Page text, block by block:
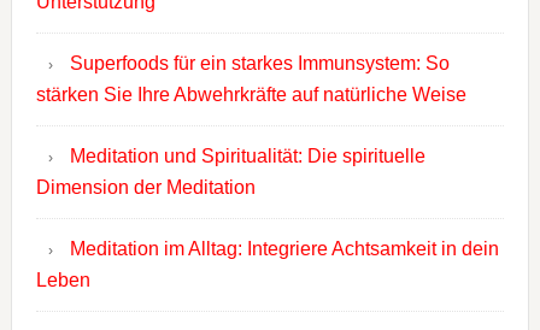
Superfoods für ein starkes Immunsystem: So
stärken Sie Ihre Abwehrkräfte auf natürliche Weise
Meditation und Spiritualität: Die spirituelle
Dimension der Meditation
Meditation im Alltag: Integriere Achtsamkeit in dein
Leben